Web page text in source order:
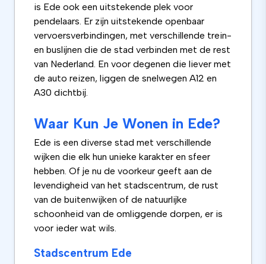
is Ede ook een uitstekende plek voor
pendelaars. Er zijn uitstekende openbaar
vervoersverbindingen, met verschillende trein-
en buslijnen die de stad verbinden met de rest
van Nederland. En voor degenen die liever met
de auto reizen, liggen de snelwegen A12 en
A30 dichtbij.
Waar Kun Je Wonen in Ede?
Ede is een diverse stad met verschillende
wijken die elk hun unieke karakter en sfeer
hebben. Of je nu de voorkeur geeft aan de
levendigheid van het stadscentrum, de rust
van de buitenwijken of de natuurlijke
schoonheid van de omliggende dorpen, er is
voor ieder wat wils.
Stadscentrum Ede